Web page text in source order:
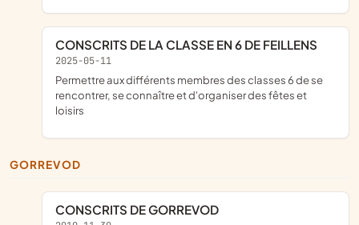
CONSCRITS DE LA CLASSE EN 6 DE FEILLENS
2025-05-11
permettre aux différents membres des classes 6 de se
rencontrer, se connaître et d'organiser des fêtes et
loisirs
GORREVOD
CONSCRITS DE GORREVOD